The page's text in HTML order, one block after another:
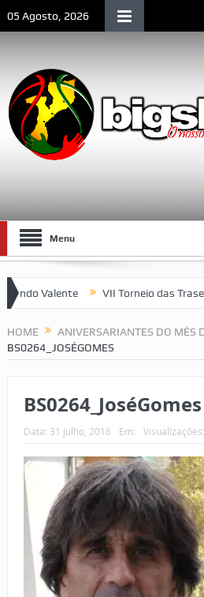
05 Agosto, 2026
Menu
Valente VII Torneio das
HOME
ANIVERSARIANTES DO MÊS
BS0264_JOSÉGOMES
BS0264_JoséGomes
Data: 31 Julho, 2016 Em: